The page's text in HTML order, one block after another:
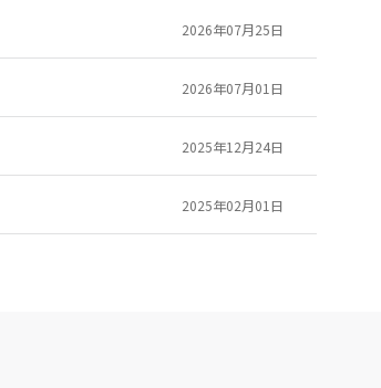
2026年07月25日
2026年07月01日
2025年12月24日
2025年02月01日